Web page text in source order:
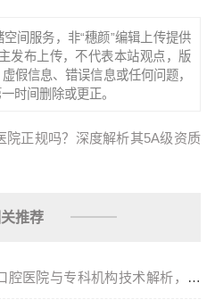
间服务，非“穗颜”编辑上传提供
发布上传，不代表本站观点，版
假信息、错误信息或任何问题，
时间删除或更正。
院正规吗？深度解析其5A级资质
推荐
腔医院与专科机构技术解析，正